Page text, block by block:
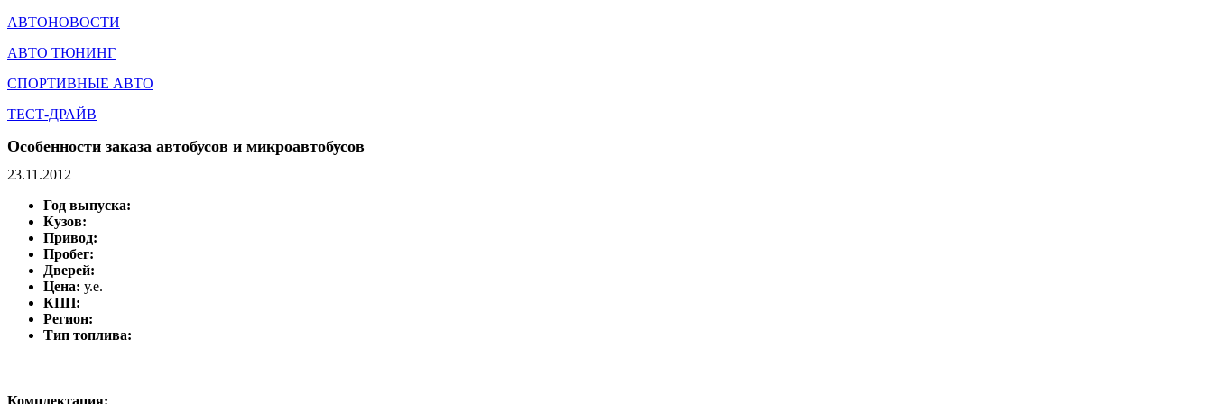
АВТОНОВОСТИ
АВТО ТЮНИНГ
СПОРТИВНЫЕ АВТО
ТЕСТ-ДРАЙВ
Особенности заказа автобусов и микроавтобусов
23.11.2012
Год выпуска:
Кузов:
Привод:
Пробег:
Дверей:
Цена: у.е.
КПП:
Регион:
Тип топлива: